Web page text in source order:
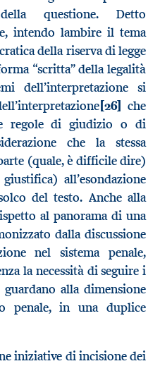
questione. Detto
intendo lambire il tema
della riserva di legge
“scritta” della legalità
dell’interpretazione si
[26] che
regole di giudizio o di
che la stessa
(quale, è difficile dire)
all’esondazione
del testo. Anche alla
al panorama di una
dalla discussione
nel sistema penale,
la necessità di seguire i
alla dimensione
penale, in una duplice
iniziative di incisione dei